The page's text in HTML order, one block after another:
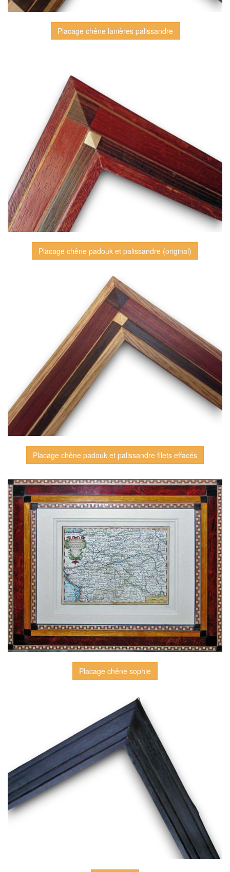
Placage chêne lanières palissandre
Placage chêne padouk et palissandre (original)
Placage chêne padouk et palissandre filets effacés
Placage chêne sophie